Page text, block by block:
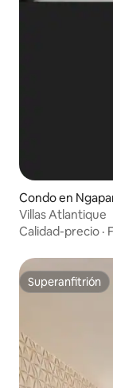
Condo en
Villas Atlantique
Calidad-precio ·
Superanfitrión
Superanfitrión